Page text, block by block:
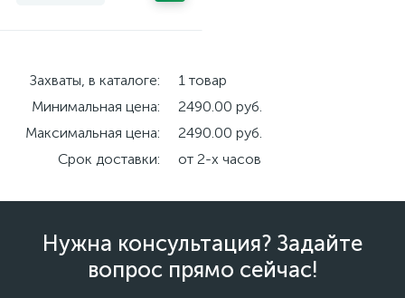
Захваты, в каталоге:
1 товар
Минимальная цена:
2490.00 руб.
Максимальная цена:
2490.00 руб.
Срок доставки:
от 2-х часов
Нужна консультация? Задайте
вопрос прямо сейчас!